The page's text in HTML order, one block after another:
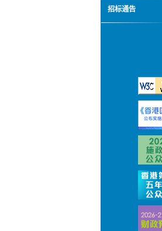
招标通告